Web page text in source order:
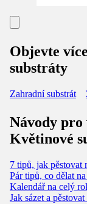
Objevte
substráty
Zahradní substrát
Návody pro
Květinové
7 tipů, jak pěstovat
Pár tipů, co dělat
Kalendář na celý
Jak sázet a